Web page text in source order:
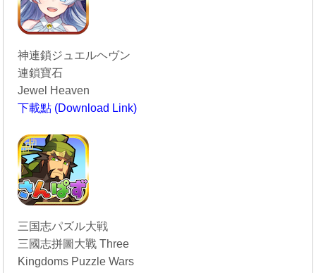
神連鎖ジュエルヘヴン
連鎖寶石
Jewel Heaven
下載點 (Download Link)
三国志パズル大戦
三國志拼圖大戰Three
Kingdoms Puzzle Wars